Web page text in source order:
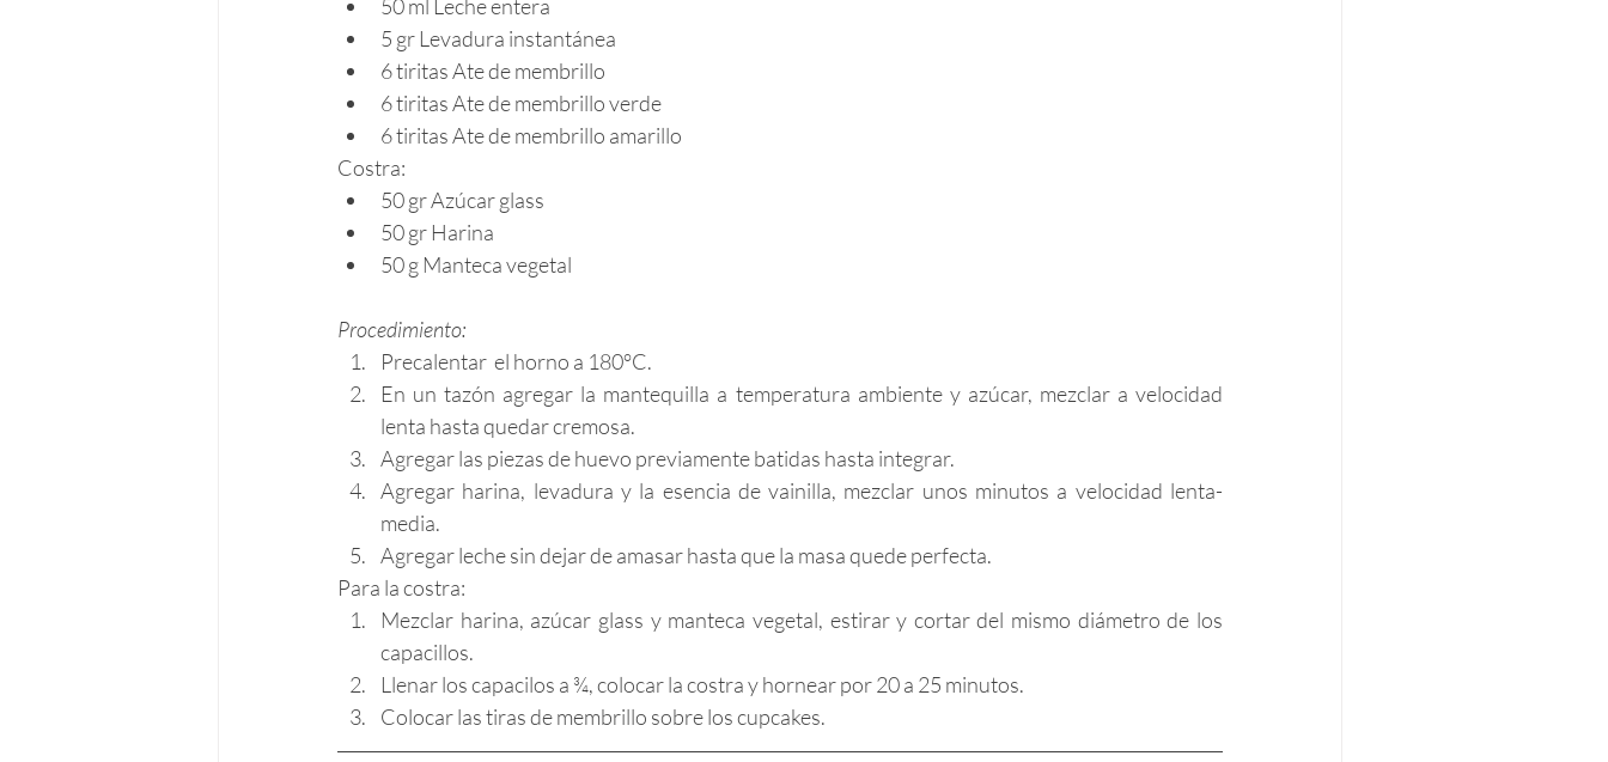
50 ml Leche entera
5 gr Levadura instantánea
6 tiritas Ate de membrillo
6 tiritas Ate de membrillo verde
6 tiritas Ate de membrillo amarillo
Costra:
50 gr Azúcar glass
50 gr Harina
50 g Manteca vegetal
Procedimiento:
Precalentar  el horno a 180°C.
En un tazón agregar la mantequilla a temperatura ambiente y azúcar, mezclar a velocidad
lenta hasta quedar cremosa.
Agregar las piezas de huevo previamente batidas hasta integrar.
Agregar harina, levadura y la esencia de vainilla, mezclar unos minutos a velocidad lenta-
media.
Agregar leche sin dejar de amasar hasta que la masa quede perfecta.
Para la costra:
Mezclar harina, azúcar glass y manteca vegetal, estirar y cortar del mismo diámetro de los
capacillos.
Llenar los capacilos a ¾, colocar la costra y hornear por 20 a 25 minutos.
Colocar las tiras de membrillo sobre los cupcakes.